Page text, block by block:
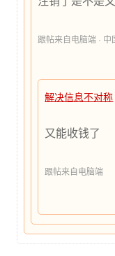
跟帖来自电脑端 · 中
解决信息不对称
又能收钱了
跟帖来自电脑端